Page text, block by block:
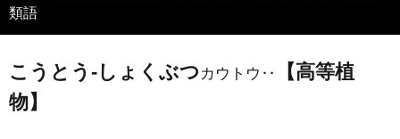
類語
こうとう‐しょくぶつ カウトウ‥
【高等植
物】